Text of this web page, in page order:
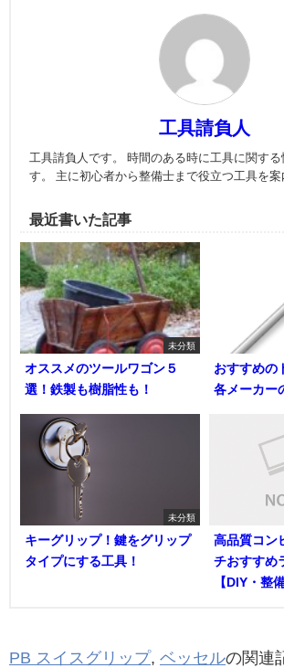
工具請負人
工具請負人です。 時間のある時に工具に関す
す。 主に初心者から整備士まで役立つ工具を案
最近書いた記事
未分類
オススメのツールワゴン５
選！鉄製も樹脂性も！
おすすめの
各メーカー
未分類
キーグリップ！鍵をグリップ
タイプにする工具！
高品質コン
チおすすめ
【DIY・整
PB スイスグリップ, ベッセルの関連